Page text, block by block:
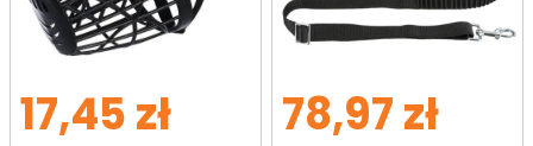
17,45 zł 78,97 zł